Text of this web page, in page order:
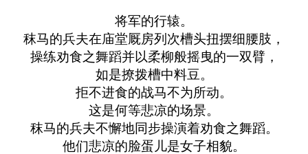
将军的行辕。
秣马的兵夫在庙堂厩房列次槽头扭摆细腰肢，
操练劝食之舞蹈并以柔柳般摇曳的一双臂，
如是撩拨槽中料豆。
拒不进食的战马不为所动。
这是何等悲凉的场景。
秣马的兵夫不懈地同步操演着劝食之舞蹈。
他们悲凉的脸蛋儿是女子相貌。